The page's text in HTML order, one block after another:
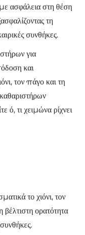
ασφάλεια στη θέση
τη
συνθήκες.
για
και
τον πάγο και τη
ό, τι χειμώνα ρίχνει
το χιόνι, τον
βέλτιστη ορατότητα